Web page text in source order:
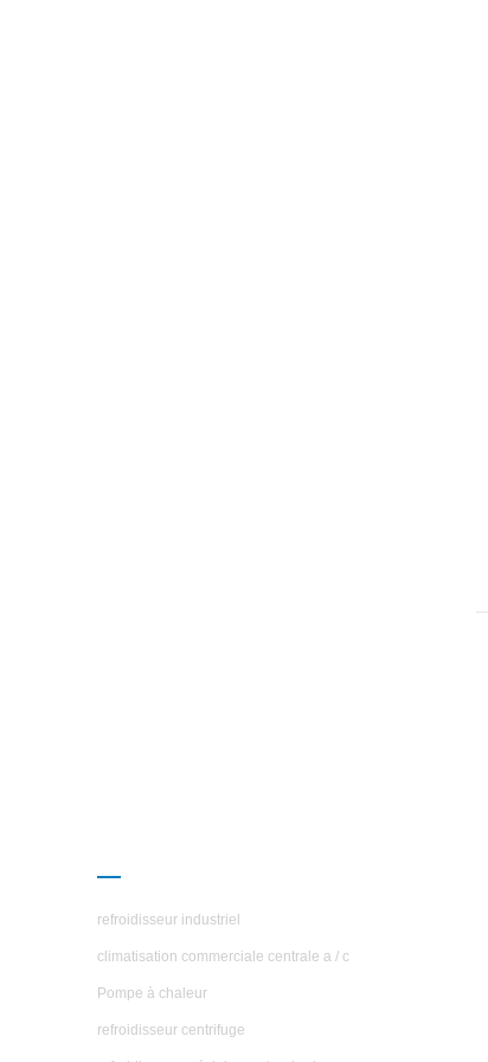
refroidisseur industriel
climatisation commerciale centrale a / c
Pompe à chaleur
refroidisseur centrifuge